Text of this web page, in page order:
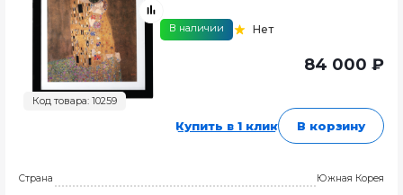
Код товара: 10259
В наличии Нет
84 000 ₽
Купить в 1 клик В корзину
Страна
Южная Корея